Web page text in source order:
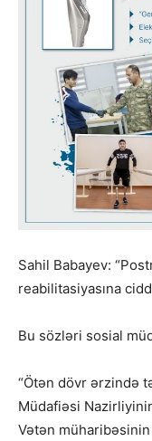
Sahil Babayev:
reabilitasiyasına
Bu sözləri sosial
“Ötən dövr ərzində
Müdafiəsi
Vətən müharibəsinin